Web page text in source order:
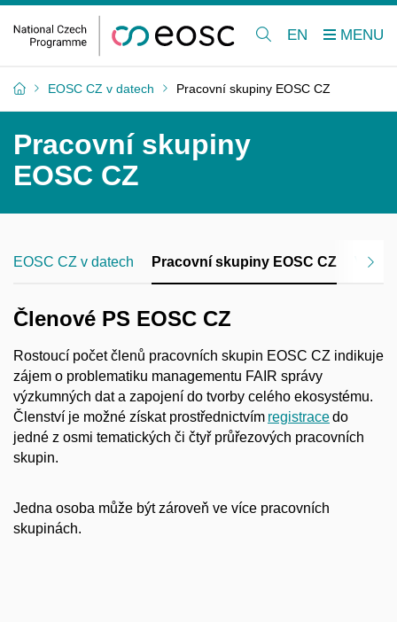
EN
EOSC CZ v datech Pracovní skupiny EOSC CZ
Pracovní skupiny
EOSC CZ
EOSC CZ v datech Pracovní skupiny EOSC CZ
Členové PS EOSC CZ
Rostoucí počet členů pracovních skupin EOSC CZ indikuje
zájem o problematiku managementu FAIR správy
výzkumných dat a zapojení do tvorby celého ekosystému.
Členství je možné získat prostřednictvím registracedo
jedné z osmi tematických či čtyř průřezových pracovních
skupin.
Jedna osoba může být zároveň ve více pracovních
skupinách.